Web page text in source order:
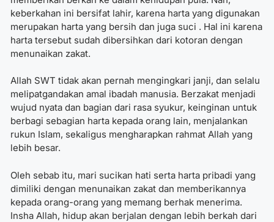
keberkahan ini bersifat lahir, karena harta yang digunakan
merupakan harta yang bersih dan juga suci . Hal ini karena
harta tersebut sudah dibersihkan dari kotoran dengan
menunaikan zakat.
Allah SWT tidak akan pernah mengingkari janji, dan selalu
melipatgandakan amal ibadah manusia. Berzakat menjadi
wujud nyata dan bagian dari rasa syukur, keinginan untuk
berbagi sebagian harta kepada orang lain, menjalankan
rukun Islam, sekaligus mengharapkan rahmat Allah yang
lebih besar.
Oleh sebab itu, mari sucikan hati serta harta pribadi yang
dimiliki dengan menunaikan zakat dan memberikannya
kepada orang-orang yang memang berhak menerima.
Insha Allah, hidup akan berjalan dengan lebih berkah dari